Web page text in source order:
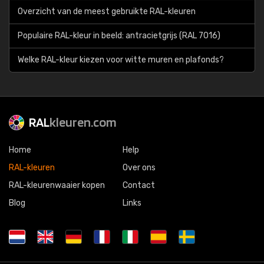
Overzicht van de meest gebruikte RAL-kleuren
Populaire RAL-kleur in beeld: antracietgrijs (RAL 7016)
Welke RAL-kleur kiezen voor witte muren en plafonds?
RALkleuren.com
Home
RAL-kleuren
RAL-kleurenwaaier kopen
Blog
Help
Over ons
Contact
Links